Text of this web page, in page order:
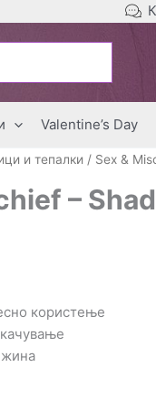
Valentine’s Day
и тепалки / Sex &
–
користење